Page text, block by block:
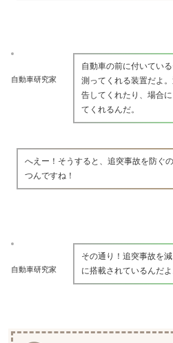
自動車研究家
自動車の前に付いてい
測ってくれる装置だよ
告してくれたり、場合
てくれるんだ。
へえー！そうすると、追突事故を防ぐ
つんですね！
自動車研究家
その通り！追突事故を
に搭載されているんだよ